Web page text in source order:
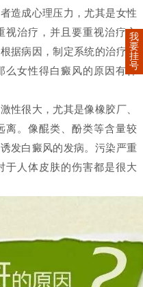
造成心理压力，尤其是女性
视治疗，并且要重视治疗方
据病因，制定系统的治疗方
么女性得白癜风的原因有什
性很大，尤其是像橡胶厂、
离。像醌类、酚类等含量较
发白癜风的发病。污染严重
于人体皮肤的伤害都是很大
我
要
挂
号